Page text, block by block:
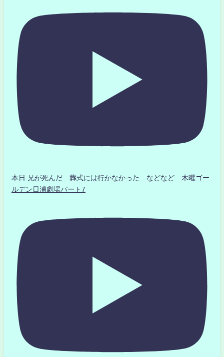
本日 兄が死んだ 葬式には行かなかった などなど 木曜ゴー
ルデン日浦劇場パート7